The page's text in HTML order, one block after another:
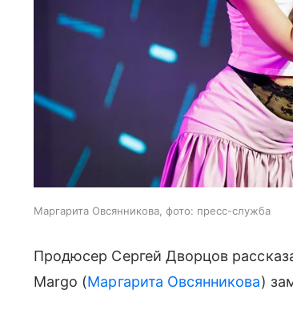
Маргарита Овсянникова, фото: пресс-служба
Продюсер Сергей Дворцов
Margo (Маргарита Овсянникова)